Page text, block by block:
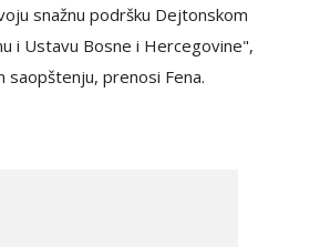
snažnu podršku Dejtonskom
i Ustavu Bosne i Hercegovine",
saopštenju, prenosi Fena.